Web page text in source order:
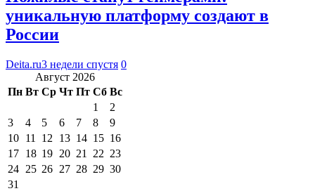
уникальную платформу создают в
России
Deita.ru3 недели спустя 0
Август 2026
Пн Вт Ср Чт Пт Сб Вс
1
2
3
4 5 6 7 8
9
10 11 12 13 14 15 16
17 18 19 20 21 22 23
24 25 26 27 28 29 30
31